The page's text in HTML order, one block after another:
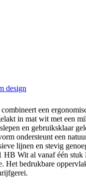
design
een
in mat wit met
en gebruiksklaar
ondersteunt een
lijnen en stevig
Wit al vanaf één
bedrukbare